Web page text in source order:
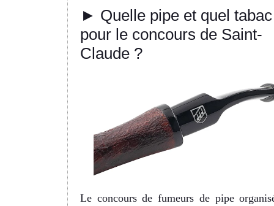
► Quelle pipe et quel tabac
pour le concours de Saint-
Claude ?
Le concours de fumeurs de pipe